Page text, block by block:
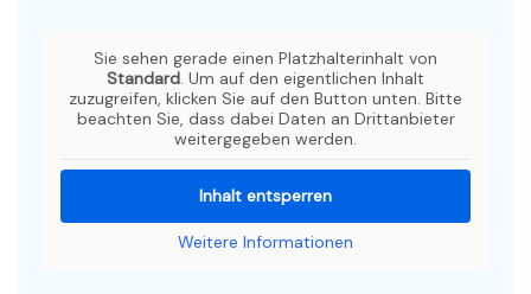
Sie sehen gerade einen Platzhalterinhalt von
Standard. Um auf den eigentlichen Inhalt
zuzugreifen, klicken Sie auf den Button unten. Bitte
beachten Sie, dass dabei Daten an Drittanbieter
weitergegeben werden.
Inhalt entsperren
Weitere Informationen